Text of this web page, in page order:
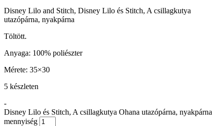
Disney Lilo and Stitch, Disney Lilo és Stitch, A csillagkutya
utazópárna, nyakpárna
Töltött.
Anyaga: 100% poliészter
Mérete: 35×30
5 készleten
-
Disney Lilo és Stitch, A csillagkutya Ohana utazópárna, nyakpárna
mennyiség